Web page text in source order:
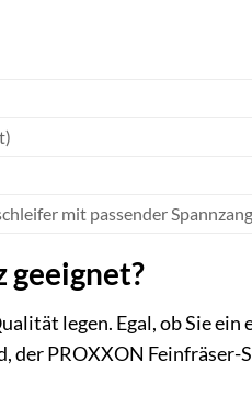
mit passender
geeignet?
legen. Egal, ob Sie
PROXXON Feinfräser-